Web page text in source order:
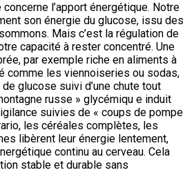
l’apport énergétique. Notre
son énergie du glucose, issu des
Mais c’est la régulation de
capacité à rester concentré. Une
par exemple riche en aliments à
comme les viennoiseries ou sodas,
glucose suivi d’une chute tout
russe » glycémiqu e induit
suivies de « coups de pompe
les céréales complètes, les
libèrent leur énergie lentement,
continu au cerveau. Cela
stable et durable sans